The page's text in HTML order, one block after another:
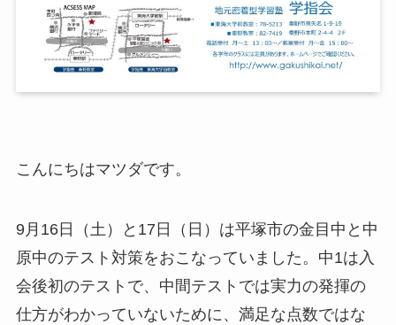
こんにちはマツダです。
9月16日（土）と17日（日）は平塚市の金目中と中
原中のテスト対策をおこなっていました。中1は入
会後初のテストで、中間テストでは実力の発揮の
仕方がわかっていないために、満足な点数ではな